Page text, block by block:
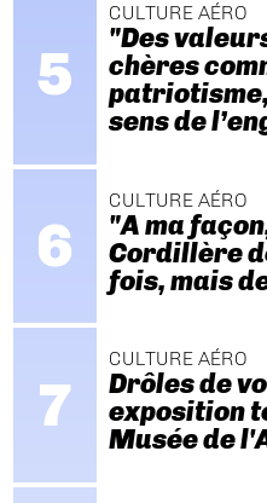
CULTURE AÉRO
"Des
chères
sens de
CULTURE AÉRO
"A ma
Cordillère
fois, mais
CULTURE AÉRO
Drôles de
exposition
Musée de